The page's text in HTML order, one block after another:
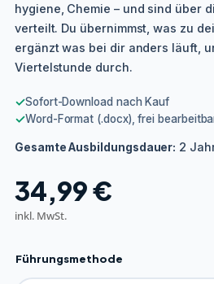
hygiene, Chemie – und sind über
verteilt. Du übernimmst, was zu
ergänzt was bei dir anders läuft,
Viertelstunde durch.
✓Sofort-Download nach Kauf
✓Word-Format (.docx), frei
Gesamte Ausbildungsdauer: 2
34,99€
inkl. MwSt.
Führungsmethode